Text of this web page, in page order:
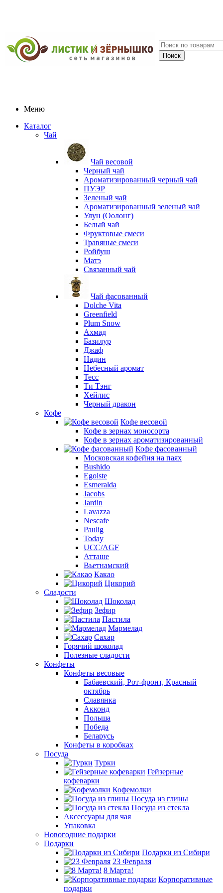
Меню
Каталог
Чай
Чай весовой
Черный чай
Ароматизированный черный чай
ПУЭР
Зеленый чай
Ароматизированный зеленый чай
Улун (Оолонг)
Белый чай
Фруктовые смеси
Травяные смеси
Ройбуш
Матэ
Связанный чай
Чай фасованный
Dolche Vita
Greenfield
Plum Snow
Ахмад
Базилур
Джаф
Надин
Небесный аромат
Тесс
Ти Тэнг
Хейлис
Черный дракон
Кофе
Кофе весовой
Кофе в зернах моносорта
Кофе в зернах ароматизированный
Кофе фасованный
Московская кофейня на паях
Bushido
Egoiste
Esmeralda
Jacobs
Jardin
Lavazza
Nescafe
Paulig
Today
UCC/AGF
Атташе
Вьетнамский
Какао
Цикорий
Сладости
Шоколад
Зефир
Пастила
Мармелад
Сахар
Горячий шоколад
Полезные сладости
Конфеты
Конфеты весовые
Бабаевский, Рот-фронт, Красный
октябрь
Славянка
Акконд
Польша
Победа
Беларусь
Конфеты в коробках
Посуда
Турки
Гейзерные
кофеварки
Кофемолки
Посуда из глины
Посуда из стекла
Аксессуары для чая
Упаковка
Новогодние подарки
Подарки
Подарки из Сибири
23 Февраля
8 Марта!
Корпоративные
подарки